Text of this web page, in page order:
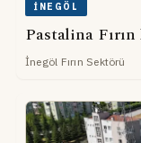
İNEGÖL
Pastalina
İnegöl Fırın Sektörü